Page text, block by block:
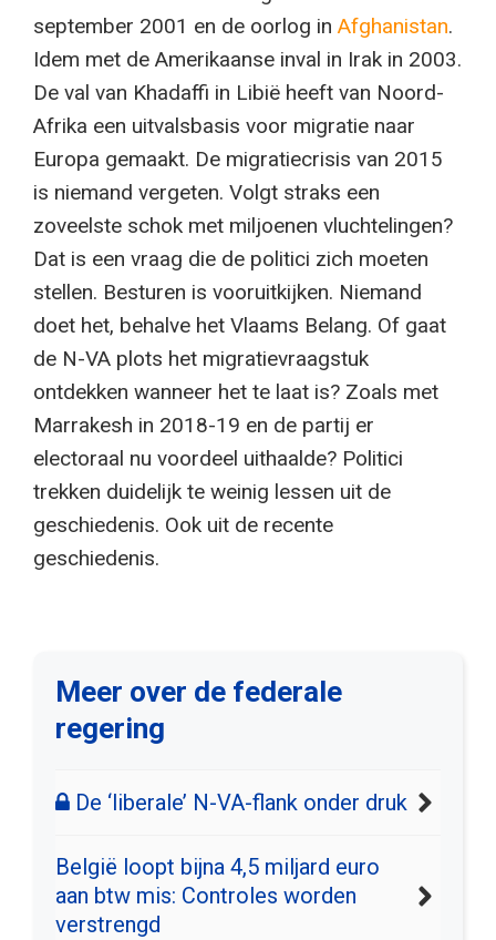
september 2001 en de oorlog in Afghanistan.
Idem met de Amerikaanse inval in Irak in 2003.
De val van Khadaffi in Libië heeft van Noord-
Afrika een uitvalsbasis voor migratie naar
Europa gemaakt. De migratiecrisis van 2015
is niemand vergeten. Volgt straks een
zoveelste schok met miljoenen vluchtelingen?
Dat is een vraag die de politici zich moeten
stellen. Besturen is vooruitkijken. Niemand
doet het, behalve het Vlaams Belang. Of gaat
de N-VA plots het migratievraagstuk
ontdekken wanneer het te laat is? Zoals met
Marrakesh in 2018-19 en de partij er
electoraal nu voordeel uithaalde? Politici
trekken duidelijk te weinig lessen uit de
geschiedenis. Ook uit de recente
geschiedenis.
Meer over de federale
regering
De ‘liberale’ N-VA-flank onder druk
België loopt bijna 4,5 miljard euro
aan btw mis: Controles worden
verstrengd